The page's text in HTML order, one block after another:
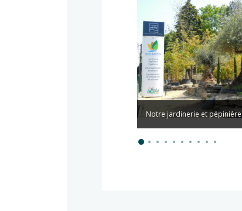
Notre jardinerie et pépinière